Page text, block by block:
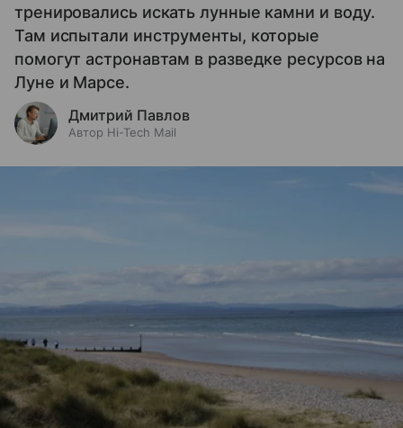
тренировались искать лунные камни и воду.
Там испытали инструменты, которые
помогут астронавтам в разведке ресурсов на
Луне и Марсе.
Дмитрий Павлов
Автор Hi-Tech Mail